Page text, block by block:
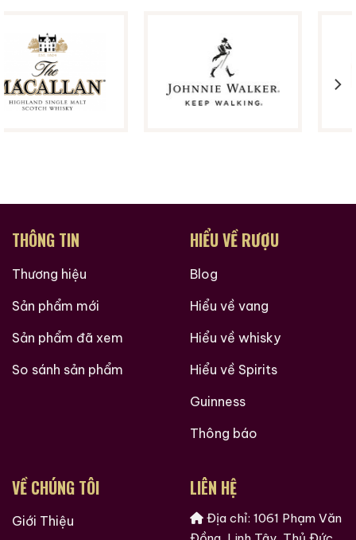
này. Bạn sẽ tìm thấy lịch sử nguồn gốc các loại rượu
ngoại, những mẫu rượu quý hiếm, cách thưởng thức
rượu, kinh nghiệm phân biệt rượu, cách chọn lưa được
cửa hàng rượu ngoại uy tín và còn nhiều điều thú vị
Ruouxachtay.com – Cham Vào Đam Mê
Trăm Nghe Không Bằng Một Thấy
THÔNG TIN
Thương hiệu
Sản phẩm mới
Sản phẩm đã xem
So sánh sản phẩm
HIỂU VỀ RƯỢU
Blog
Hiểu về vang
Hiểu về whisky
Hiểu về Spirits
Guinness
Thông báo
VỀ CHÚNG TÔI
Giới Thiệu
LIÊN HỆ
Địa chỉ: 1061 Phạm Văn